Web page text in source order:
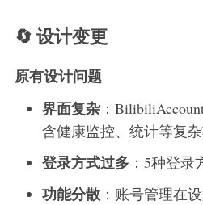
🔄 设计变更
原有设计问题
界面复杂 ：
含健康监控、统计等复
登录方式过多 ：5种登
功能分散 ：账号管理在